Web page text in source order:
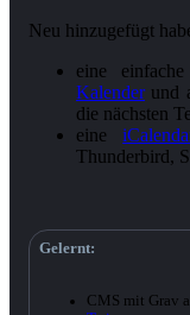
Neu hinzugefügt
eine
Kalenderund
die nächsten
eine
Thunderbird,
CMS mit Grav